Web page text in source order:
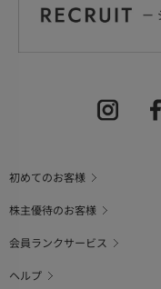
初めてのお客様
株主優待のお客様
会員ランクサービス
ヘルプ